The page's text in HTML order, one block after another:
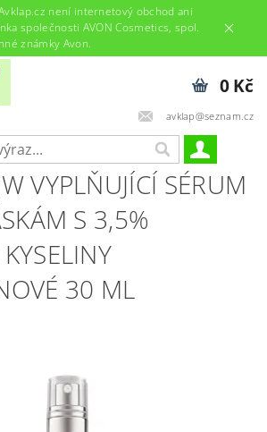
není internetový obchod ani
společnosti AVON Cosmetics, spol.
známky Avon.
avklap@seznam.cz
0 Kč
VYPLŇUJÍCÍ SÉRUM
S 3,5%
30 ML